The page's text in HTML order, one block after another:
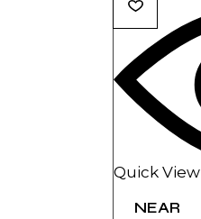
Quick View
NEAR